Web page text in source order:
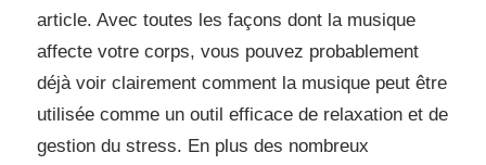
article. Avec toutes les façons dont la musique
affecte votre corps, vous pouvez probablement
déjà voir clairement comment la musique peut être
utilisée comme un outil efficace de relaxation et de
gestion du stress. En plus des nombreux